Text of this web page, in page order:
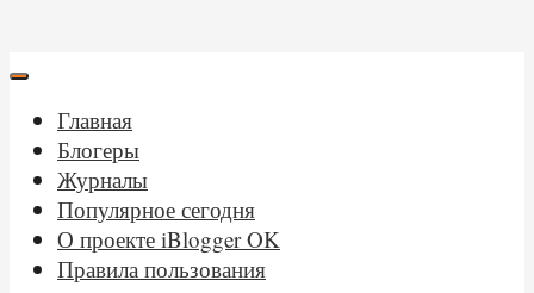
Главная
Блогеры
Журналы
Популярное сегодня
О проекте iBlogger OK
Правила пользования